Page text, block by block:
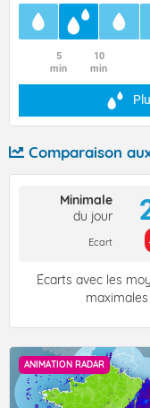
5
min
10
min
Comparaison
Minimale
du jour
Ecart
Écarts avec les
ANIMATION RADAR